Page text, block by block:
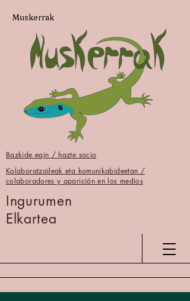
Ingurumen
Elkartea
Bazkide egin / hazte socio
Kolaboratzaileak eta komunikabideetan /
colaboradores y aparición en los medios
Muskerrak